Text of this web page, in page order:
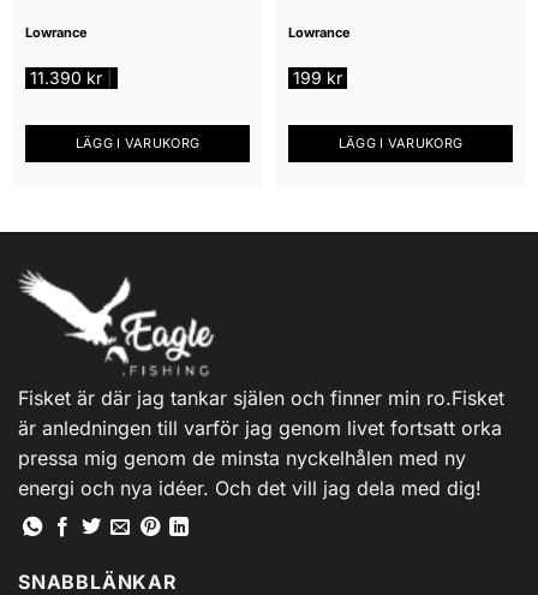
Lowrance
11.390 kr
LÄGG I VARUKORG
Lowrance
199 kr
LÄGG I VARUKORG
Fisket är där jag tankar själen och finner min ro.Fisket
är anledningen till varför jag genom livet fortsatt orka
pressa mig genom de minsta nyckelhålen med ny
energi och nya idéer. Och det vill jag dela med dig!
SNABBLÄNKAR